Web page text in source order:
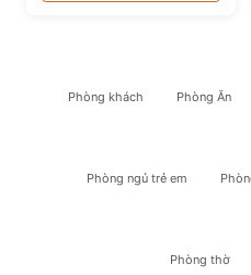
Phòng khách Phòng Ăn
Phòng ngủ trẻ em
Phòng thờ